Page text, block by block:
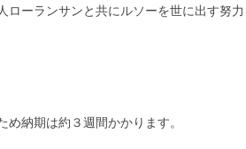
ローランサンと共にルソーを世に出す努
め納期は約３週間かかります。